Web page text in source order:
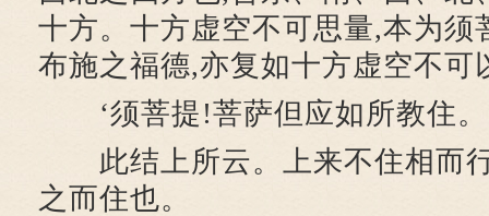
十方。十方虚空不可思量,本为须
布施之福德,亦复如十方虚空不可
‘须菩提!菩萨但应如所教住。
此结上所云。上来不住相而
之而住也。